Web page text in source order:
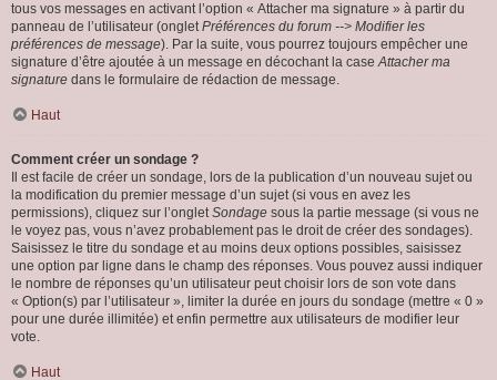
tous vos messages en activant l’option « Attacher ma signature » à partir du
panneau de l’utilisateur (ongletPréférences du forum --> Modifier les
préférences de message). Par la suite, vous pourrez toujours empêcher une
signature d’être ajoutée à un message en décochant la caseAttacher ma
signature dans le formulaire de rédaction de message.
Haut
Comment créer un sondage ?
Il est facile de créer un sondage, lors de la publication d’un nouveau sujet ou
la modification du premier message d’un sujet (si vous en avez les
permissions), cliquez sur l’ongletSondage sous la partie message (si vous ne
le voyez pas, vous n’avez probablement pas le droit de créer des sondages).
Saisissez le titre du sondage et au moins deux options possibles, saisissez
une option par ligne dans le champ des réponses. Vous pouvez aussi indiquer
le nombre de réponses qu’un utilisateur peut choisir lors de son vote dans
« Option(s) par l’utilisateur », limiter la durée en jours du sondage (mettre « 0 »
pour une durée illimitée) et enfin permettre aux utilisateurs de modifier leur
vote.
Haut